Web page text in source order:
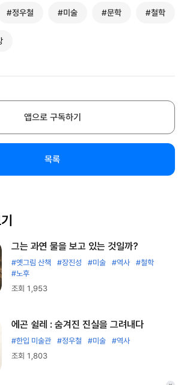
#정우철 #미술 #문학 #철학
앱으로 구독하기
목록
그는 과연 물을 보고 있는 것일까?
#옛그림 산책 #장진성 #미술 #역사
#철학
#노후
조회 1,953
에곤 쉴레 : 숨겨진 진실을 그려내다
#한입 미술관 #정우철 #미술
#역사
조회 1,803